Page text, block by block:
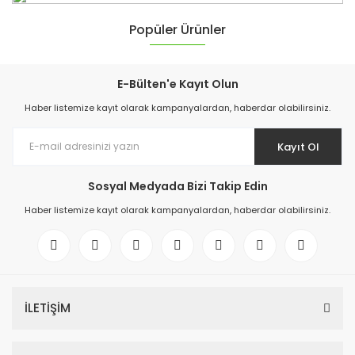
TE-TK 18/3 +2 Lİ Akülü Alet Seti
KEŞFET
MS362 BENZİNLİ
TESTERE
SP 482 BENZİNLİ
5.000,00 TL
Popüler Ürünler
E-Bülten'e Kayıt Olun
Haber listemize kayıt olarak kampanyalardan, haberdar olabilirsiniz.
Kayıt Ol
Sosyal Medyada Bizi Takip Edin
Haber listemize kayıt olarak kampanyalardan, haberdar olabilirsiniz.
İLETİŞİM